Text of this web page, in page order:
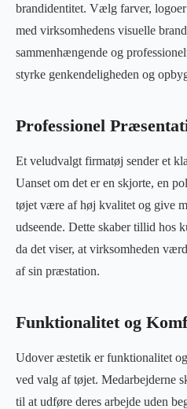
brandidentitet. Vælg farver,
med virksomhedens visuelle
sammenhængende og
styrke genkendeligheden og
Professionel
Et veludvalgt firmatøj sender et
Uanset om det er en skjorte, en
tøjet være af høj kvalitet og give
udseende. Dette skaber tillid hos
da det viser, at virksomheden
af sin præstation.
Funktionalitet og
Udover æstetik er funktionalitet
ved valg af tøjet. Medarbejderne
til at udføre deres arbejde uden